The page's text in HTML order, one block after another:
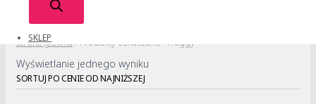
SKLEP
Strona główna / Produkty oznaczone “Truggy”
Wyświetlanie jednego wyniku